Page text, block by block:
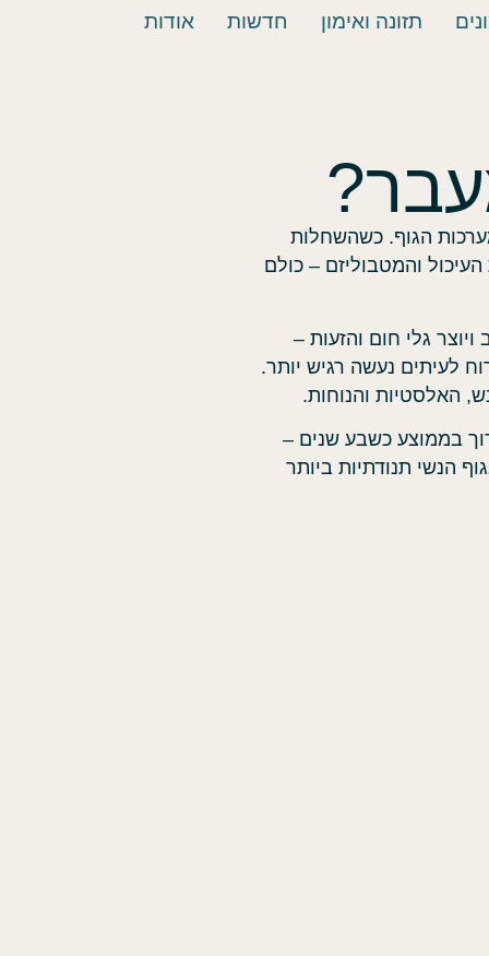
תזונה ואימון חדשות אודות
הגוף. כשהשחלות
והמטבוליזם – כולם
גלי חום והזעות –
לעיתים נעשה רגיש יותר.
האלסטיות והנוחות.
בממוצע כשבע שנים –
הנשי תנודתיות ביותר